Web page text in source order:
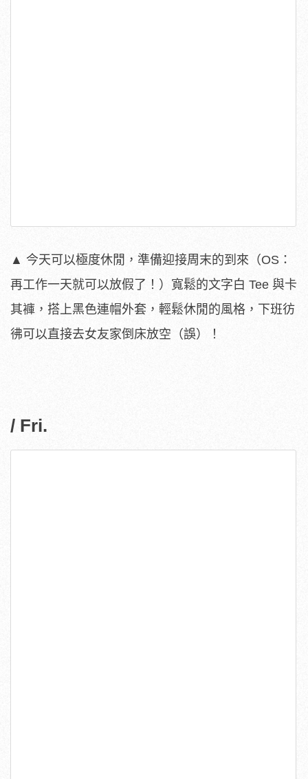
▲ 今天可以極度休閒，準備迎接周末的到來（OS：
再工作一天就可以放假了！）寬鬆的文字白 Tee 與卡
其褲，搭上黑色連帽外套，輕鬆休閒的風格，下班彷
彿可以直接去女友家倒床放空（誤）！
/ Fri.